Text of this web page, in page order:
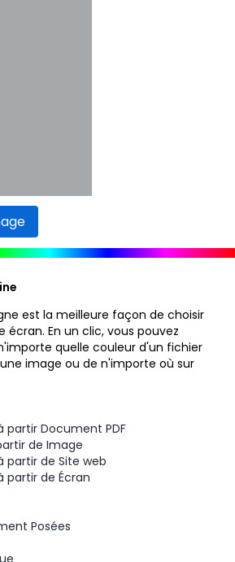
est la meilleure façon de choisir
écran. En un clic, vous pouvez
quelle couleur d'un fichier
image ou de n'importe où sur
partir Document PDF
de Image
partir de Site web
partir de Écran
Posées